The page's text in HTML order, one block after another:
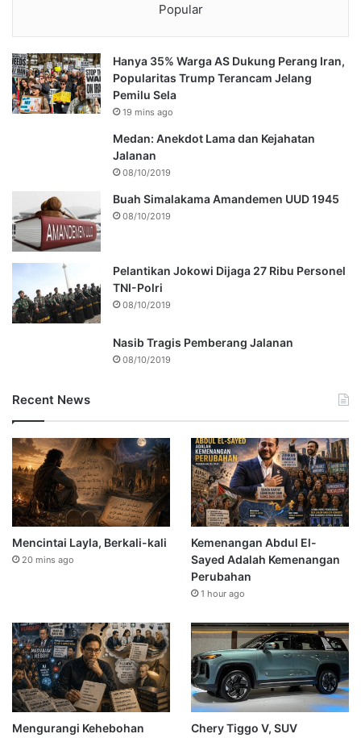
Popular
Hanya 35% Warga AS Dukung Perang Iran,
Popularitas Trump Terancam Jelang
Pemilu Sela
19 mins ago
Medan: Anekdot Lama dan Kejahatan
Jalanan
08/10/2019
Buah Simalakama Amandemen UUD 1945
08/10/2019
Pelantikan Jokowi Dijaga 27 Ribu Personel
TNI-Polri
08/10/2019
Nasib Tragis Pemberang Jalanan
08/10/2019
Recent News
Mencintai Layla, Berkali-kali
20 mins ago
Kemenangan Abdul El-
Sayed Adalah Kemenangan
Perubahan
1 hour ago
Mengurangi Kehebohan Chery Tiggo V, SUV